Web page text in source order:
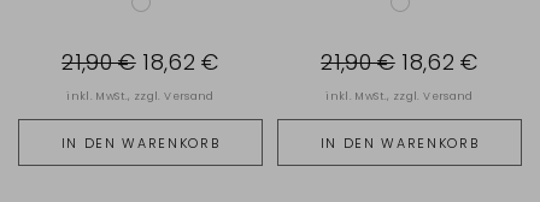
IN DEN WARENKORB
21,90 € 18,62 €
inkl. MwSt., zzgl.Versand
IN DEN WARENKORB
21,90 € 18,62 €
inkl. MwSt., zzgl.Versand